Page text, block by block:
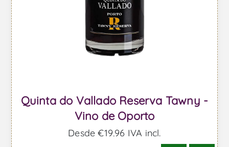
Quinta do Vallado Reserva Tawny -
Vino de Oporto
Desde €19,96 IVA incl.